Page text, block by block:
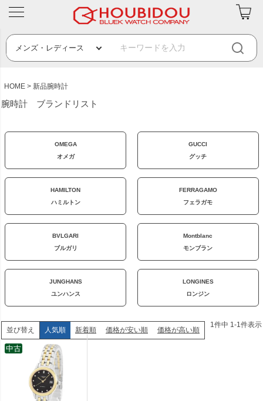
HOME 新品腕時計
腕時計 ブランドリスト
OMEGA
オメガ
GUCCI
グッチ
HAMILTON
ハミルトン
FERRAGAMO
フェラガモ
BVLGARI
ブルガリ
Montblanc
モンブラン
JUNGHANS
ユンハンス
LONGINES
ロンジン
並び替え 人気順 新着順 価格が安い順 価格が高い順
1件中 1-1件表示
中古